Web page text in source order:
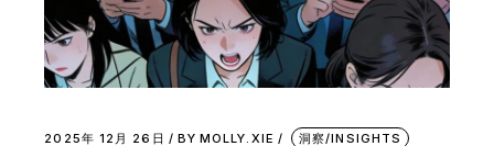
2025年 12月 26日 BY MOLLY.XIE 洞察/INSIGHTS